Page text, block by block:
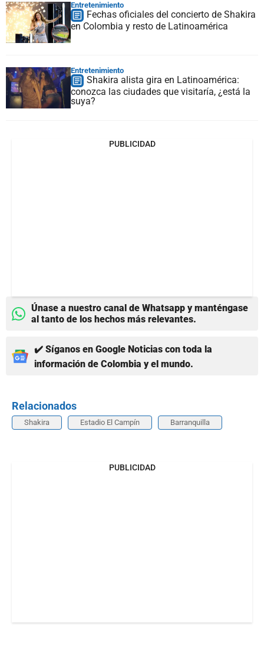
Entretenimiento
Fechas oficiales del concierto de Shakira
en Colombia y resto de Latinoamérica
Entretenimiento
Shakira alista gira en Latinoamérica:
conozca las ciudades que visitaría, ¿está la
suya?
PUBLICIDAD
Únase a nuestro canal de Whatsapp y manténgase
al tanto de los hechos más relevantes.
✔️ Síganos en Google Noticias con toda la
información de Colombia y el mundo.
Relacionados
Shakira Estadio El Campín Barranquilla
PUBLICIDAD